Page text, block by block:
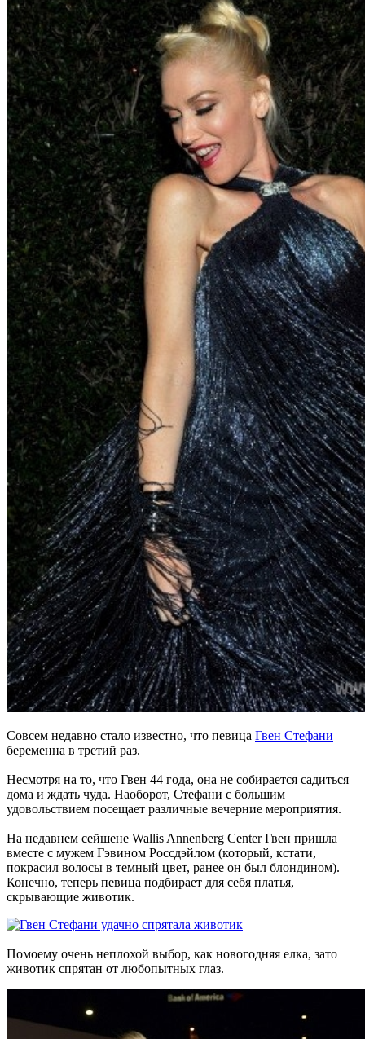
Совсем недавно стало известно, что певица Гвен Стефани
беременна в третий раз.
Несмотря на то, что Гвен 44 года, она не собирается садиться
дома и ждать чуда. Наоборот, Стефани с большим
удовольствием посещает различные вечерние мероприятия.
На недавнем сейшене Wallis Annenberg Center Гвен пришла
вместе с мужем Гэвином Россдэйлом (который, кстати,
покрасил волосы в темный цвет, ранее он был блондином).
Конечно, теперь певица подбирает для себя платья,
скрывающие животик.
Помоему очень неплохой выбор, как новогодняя елка, зато
животик спрятан от любопытных глаз.